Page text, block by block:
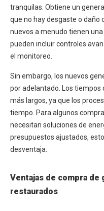
tranquilas. Obtiene un
que no hay desgaste o daño
nuevos a menudo tienen
pueden incluir controles
el monitoreo.
Sin embargo, los nuevos
por adelantado. Los
más largos, ya que los
tiempo. Para algunos
necesitan soluciones de
presupuestos ajustados,
desventaja.
Ventajas de compra de
restaurados